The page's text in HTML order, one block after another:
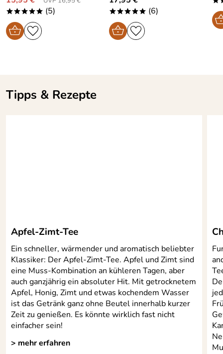
***** (5) ***** (6)
Tipps & Rezepte
Apfel-Zimt-Tee
Ein schneller, wärmender und aromatisch beliebter
Klassiker: Der Apfel-Zimt-Tee. Apfel und Zimt sind
eine Muss-Kombination an kühleren Tagen, aber
auch ganzjährig ein absoluter Hit. Mit getrocknetem
Apfel, Honig, Zimt und etwas kochendem Wasser
ist das Getränk ganz ohne Beutel innerhalb kurzer
Zeit zu genießen. Es könnte wirklich fast nicht
einfacher sein!
> mehr erfahren